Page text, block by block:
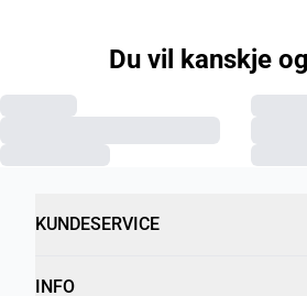
Du vil kanskje
KUNDESERVICE
INFO